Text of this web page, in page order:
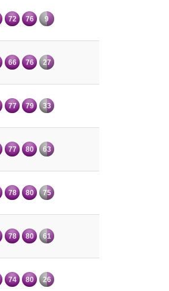
72 76 9
66 76 27
77 79 33
77 80 63
78 80 75
78 80 61
74 80 26